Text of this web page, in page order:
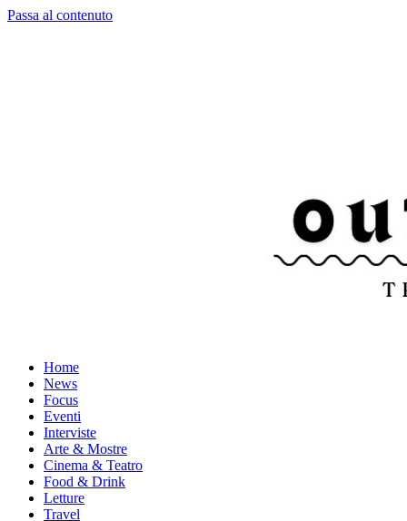
Passa al contenuto
Home
News
Focus
Eventi
Interviste
Arte & Mostre
Cinema & Teatro
Food & Drink
Letture
Travel